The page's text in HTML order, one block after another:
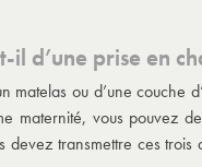
d’une prise en
matelas ou d’une couche
vous pouvez
transmettre ces